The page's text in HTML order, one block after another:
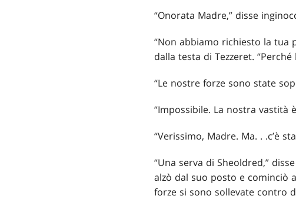
“Onorata Madre,” disse
“Non abbiamo richiesto la tua
dalla testa di Tezzeret.
“Le nostre forze sono state
“Impossibile. La nostra vastità
“Verissimo, Madre. Ma. . .c’è
“Una serva di Sheoldred,”
alzò dal suo posto e cominciò
forze si sono sollevate contro